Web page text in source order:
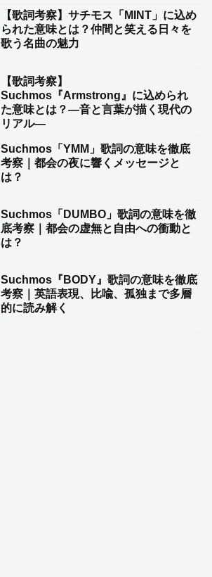
【歌詞考察】サチモス「MINT」に込め
られた意味とは？仲間と笑える日々を
歌う名曲の魅力
【歌詞考察】
Suchmos『Armstrong』に込められ
た意味とは？―音と言葉が描く現代の
リアル―
Suchmos「YMM」歌詞の意味を徹底
考察｜都会の夜に響くメッセージと
は？
Suchmos「DUMBO」歌詞の意味を徹
底考察｜都会の虚無と自由への衝動と
は？
Suchmos『BODY』歌詞の意味を徹底
考察｜英語表現、比喩、孤独まで多層
的に読み解く